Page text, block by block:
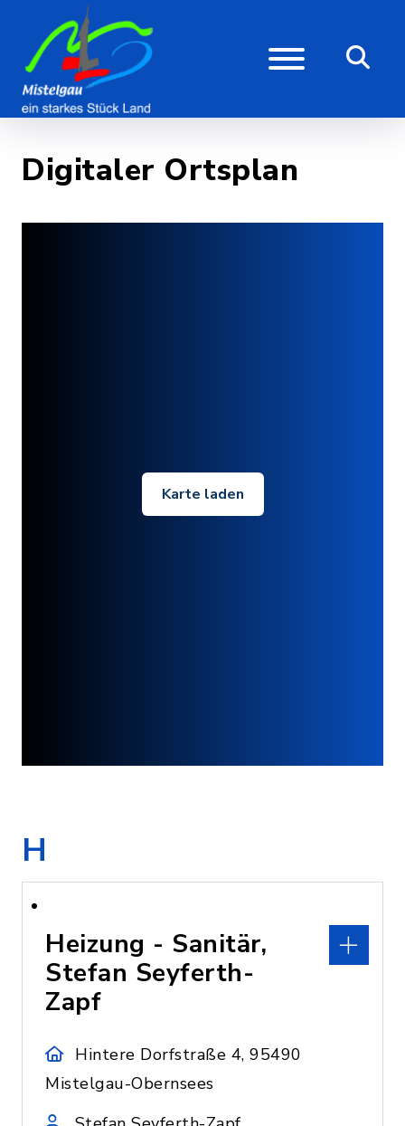
Digitaler Ortsplan
Karte laden
H
Heizung - Sanitär,
Stefan Seyferth-
Zapf
Hintere Dorfstraße 4, 95490
Mistelgau-Obernsees